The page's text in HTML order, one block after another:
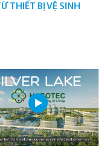
THIẾT BỊ VỆ SINH